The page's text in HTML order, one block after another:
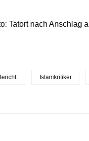
Tatort nach Anschlag
Islamkritiker